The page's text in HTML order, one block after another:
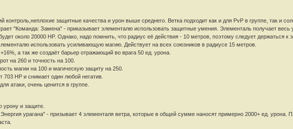
защитные качества и урон выше среднего. Ветка подходит как и для PvP в группе, так и
"Команда: Замена" - приказывает элементалю использовать защитные умения. Элементаль получает весь
около 20000 HP. Однако, надо помнить, что радиус её действия - 10 метров, поэтому следует держаться к
использовать усиливающую магию. Действует на всех союзников в радиусе 15 метров.
а так же создаёт барьер отражающий во врага 50 ед. урона.
на 260 и точность на 100.
магии на 100 и магическую защиту на 250.
HP и снимает один любой негатив.
атаки, очень ценится в группе.
урону и защите.
урагана" - призывает 4 элементаля ветра, которые в общей сумме наносят примерно 2000+ ед. урона.